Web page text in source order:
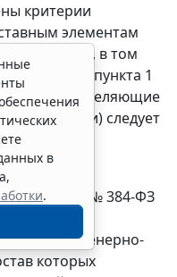
критерии
элементам
в том
основании пункта 1
определяющие
следует
они
2 Закона № 384-ФЗ
инженерно-
которых
в
.